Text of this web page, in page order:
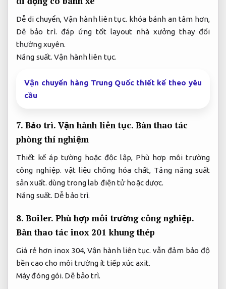
Dễ di chuyển,Vận hành liên tục. khóa bánh an tâm hơn,
Dễ bảo trì. đáp ứng tốt layout nhà xưởng thay đổi
thường xuyên.
Năng suất. Vận hành liên tục.
Vận chuyển hàng Trung Quốc thiết kế theo yêu
cầu
7. Bảo trì. Vận hành liên tục. Bàn thao tác
phòng thí nghiệm
Thiết kế áp tường hoặc độc lập, Phù hợp môi trường
công nghiệp. vật liệu chống hóa chất, Tăng năng suất
sản xuất. dùng trong lab điện tử hoặc dược.
Năng suất. Dễ bảo trì.
8. Boiler. Phù hợp môi trường công nghiệp.
Bàn thao tác inox 201 khung thép
Giá rẻ hơn inox 304,Vận hành liên tục. vẫn đảm bảo độ
bền cao cho môi trường ít tiếp xúc axit.
Máy đóng gói. Dễ bảo trì.